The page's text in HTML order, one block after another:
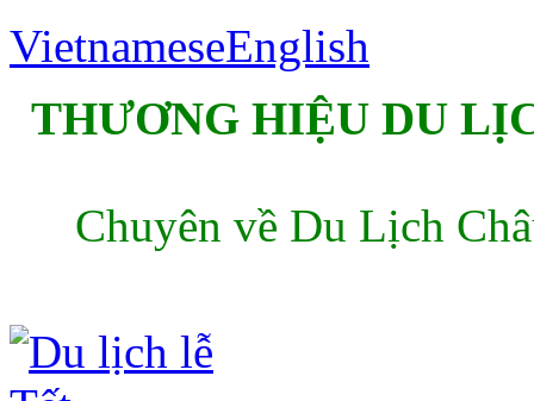
VietnameseEnglish
THƯƠNG HIỆU DU
Chuyên về Du Lịch